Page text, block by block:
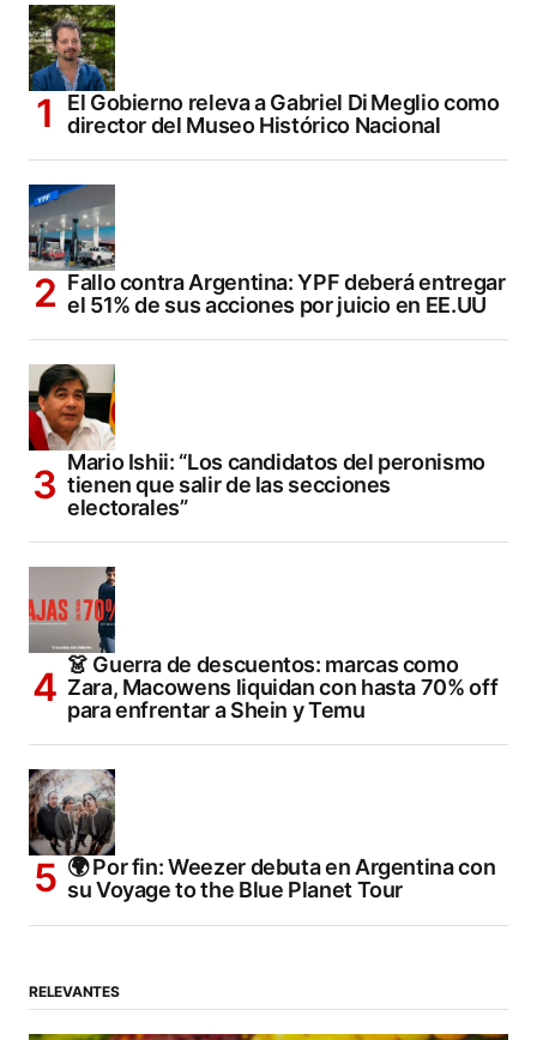
El Gobierno releva a Gabriel Di Meglio como
director del Museo Histórico Nacional
Fallo contra Argentina: YPF deberá entregar
el 51% de sus acciones por juicio en EE.UU
Mario Ishii: “Los candidatos del peronismo
tienen que salir de las secciones
electorales”
👗 Guerra de descuentos: marcas como
Zara, Macowens liquidan con hasta 70% off
para enfrentar a Shein y Temu
🌍 Por fin: Weezer debuta en Argentina con
su Voyage to the Blue Planet Tour
RELEVANTES